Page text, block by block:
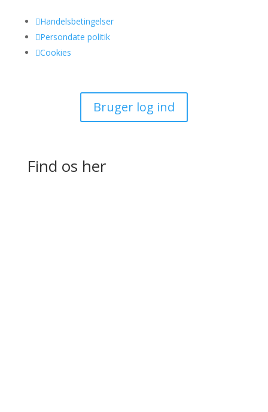
Handelsbetingelser
Persondate politik
Cookies
Bruger log ind
Find os her